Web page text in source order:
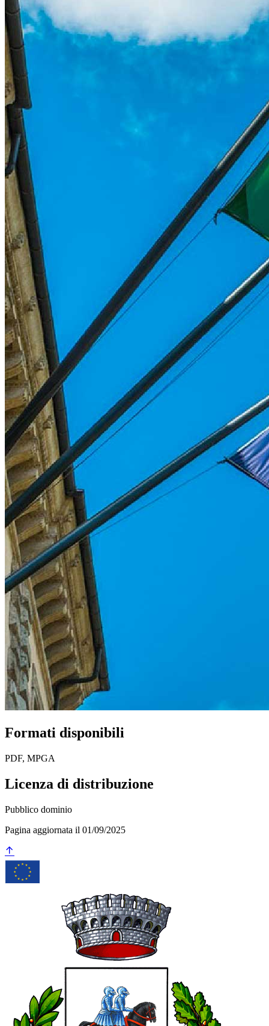
Formati disponibili
PDF, MPGA
Licenza di distribuzione
Pubblico dominio
Pagina aggiornata il 01/09/2025